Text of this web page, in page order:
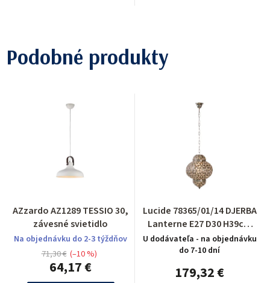
Podobné produkty
AZzardo AZ1289 TESSIO 30,
závesné svietidlo
Na objednávku do 2-3 týždňov
64,17 €
71,30 € (–10 %)
Lucide 78365/01/14 DJERBA
Lanterne E27 D30 H39cm
Acryl/Argenté
U dodávateľa - na objednávku
do 7-10 dní
179,32 €